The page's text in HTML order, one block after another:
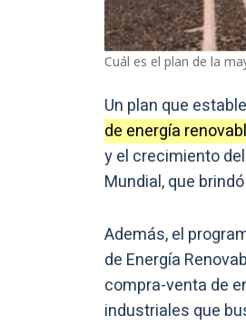
Cuál es el plan de la
Un plan que
de energía
y el crecimiento
Mundial, que
Además, el
de Energía
compra-venta de
industriales que